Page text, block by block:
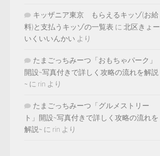
キッザニア東京 もらえるキッゾ(お給
料)と支払うキッゾの一覧表 に 北区きょー
いくいいんかい より
たまごっちみーつ「おもちゃパーク」
開設~写真付きで詳しく攻略の流れを解説
~ に rin より
たまごっちみーつ「グルメストリー
ト」開設~写真付きで詳しく攻略の流れを
解説~ に rin より